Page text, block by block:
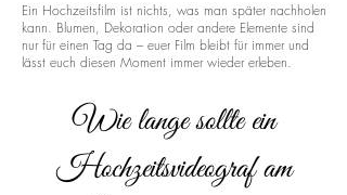
Ein Hochzeitsfilm ist nichts, was man später nachholen
kann. Blumen, Dekoration oder andere Elemente sind
nur für einen Tag da – euer Film bleibt für immer und
lässt euch diesen Moment immer wieder erleben.
Wie lange sollte ein
Hochzeitsvideograf am